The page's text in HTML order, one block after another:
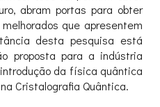
abram portas para obter
que apresentem
desta pesquisa está
proposta para a indústria
da física quântica
Cristalografia Quântica.